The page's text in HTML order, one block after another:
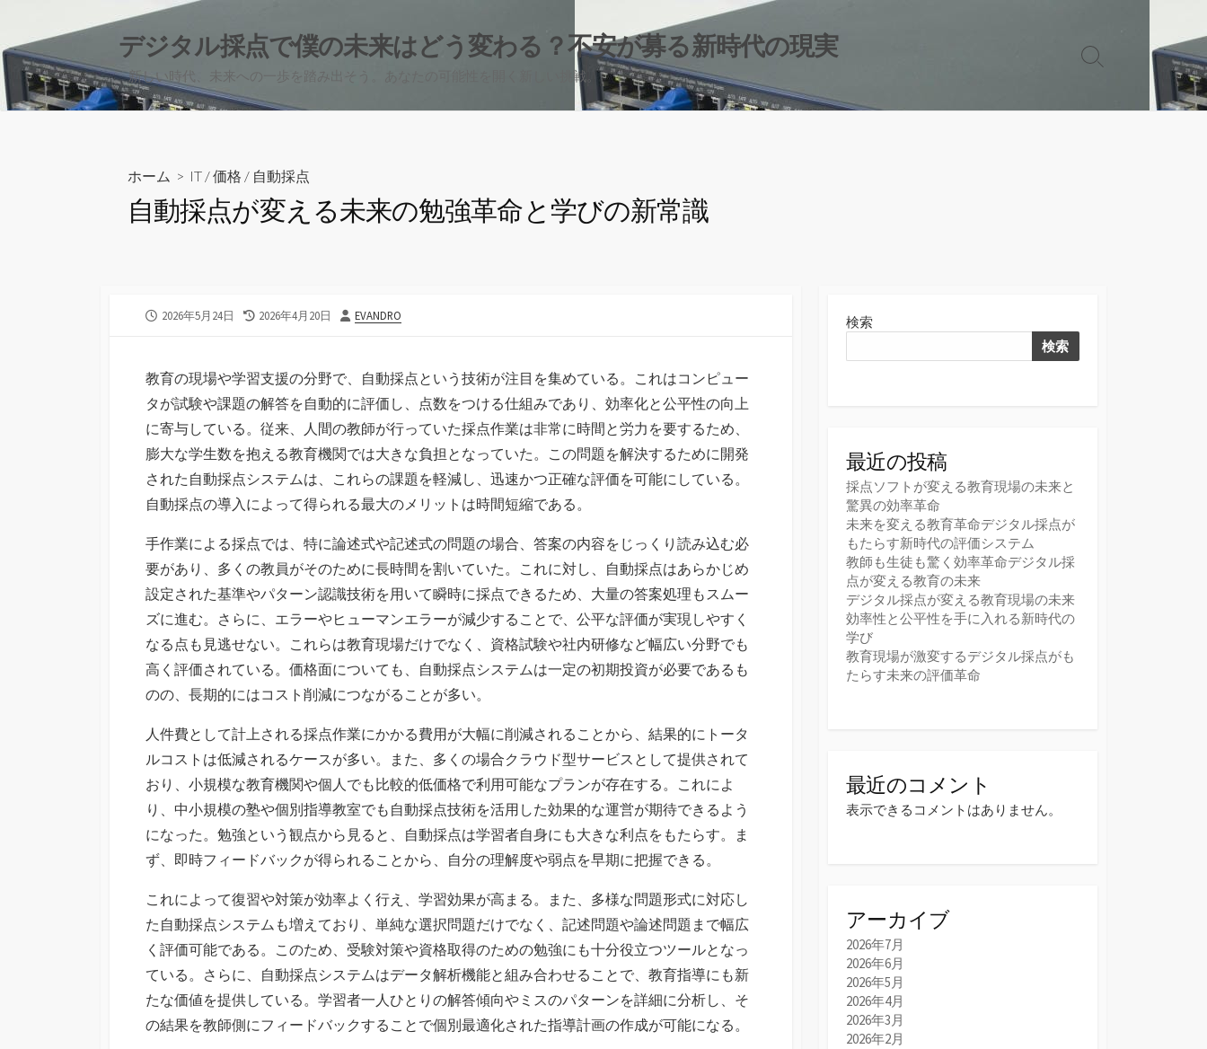
テ
ン
ツ
デジタル採点で僕の未来はどう変わる？不安が募る新時代の現実
新しい時代、未来への一歩を踏み出そう。あなたの可能性を開く新しい挑戦。
検
ホーム > IT /価格 / 自動採点
自動採点が変える未来の勉強革命と学びの新常識
公
2026年5月24日
最
新
日
2026年4月20日
投
EVANDRO
教育の現場や学習支援の分野で、自動採点という技術が注目を集めている。 これはコンピュー
タが試験や課題の解答を自動的に評価し、点数をつける仕組みであり、効率化と公平性の向上
に寄与している。従来、人間の教師が行っていた採点作業は非常に時間と労力を要するため、
膨大な学生数を抱える教育機関では大きな負担となっていた。この問題を解決するために開発
された自動採点システムは、これらの課題を軽減し、迅速かつ正確な評価を可能にしている。
自動採点の導入によって得られる最大のメリットは時間短縮である。
手作業による採点では、特に論述式や記述式の問題の場合、答案の内容をじっくり読み込む必
要があり、多くの教員がそのために長時間を割いていた。これに対し、自動採点はあらかじめ
設定された基準やパターン認識技術を用いて瞬時に採点できるため、大量の答案処理もスムー
ズに進む。さらに、エラーやヒューマンエラーが減少することで、公平な評価が実現しやすく
なる点も見逃せない。これらは教育現場だけでなく、資格試験や社内研修など幅広い分野でも
高く評価されている。価格面についても、自動採点システムは一定の初期投資が必要であるも
のの、長期的にはコスト削減につながることが多い。
人件費として計上される採点作業にかかる費用が大幅に削減されることから、結果的にトータ
ルコストは低減されるケースが多い。また、多くの場合クラウド型サービスとして提供されて
おり、小規模な教育機関や個人でも比較的低価格で利用可能なプランが存在する。これによ
り、中小規模の塾や個別指導教室でも自動採点技術を活用した効果的な運営が期待できるよう
になった。勉強という観点から見ると、自動採点は学習者自身にも大きな利点をもたらす。ま
ず、即時フィードバックが得られることから、自分の理解度や弱点を早期に把握できる。
これによって復習や対策が効率よく行え、学習効果が高まる。また、多様な問題形式に対応し
た自動採点システムも増えており、単純な選択問題だけでなく、記述問題や論述問題まで幅広
く評価可能である。このため、受験対策や資格取得のための勉強にも十分役立つツールとなっ
ている。さらに、自動採点システムはデータ解析機能と組み合わせることで、教育指導にも新
たな価値を提供している。学習者一人ひとりの解答傾向やミスのパターンを詳細に分析し、そ
の結果を教師側にフィードバックすることで個別最適化された指導計画の作成が可能になる。
検索
検索
最近の投稿
採点ソフトが変える教育現場の未来と
驚異の効率革命
未来を変える教育革命デジタル採点が
もたらす新時代の評価システム
教師も生徒も驚く効率革命デジタル採
点が変える教育の未来
デジタル採点が変える教育現場の未来
効率性と公平性を手に入れる新時代の
学び
教育現場が激変するデジタル採点がも
たらす未来の評価革命
最近のコメント
表示できるコメントはありません。
アーカイブ
2026年7月
2026年6月
2026年5月
2026年4月
2026年3月
2026年2月